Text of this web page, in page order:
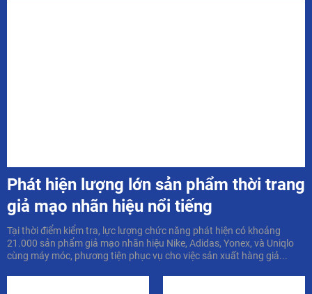
Phát hiện lượng lớn sản phẩm thời trang
giả mạo nhãn hiệu nổi tiếng
Tại thời điểm kiểm tra, lực lượng chức năng phát hiện có khoảng
21.000 sản phẩm giả mạo nhãn hiệu Nike, Adidas, Yonex, và Uniqlo
cùng máy móc, phương tiện phục vụ cho việc sản xuất hàng giả...